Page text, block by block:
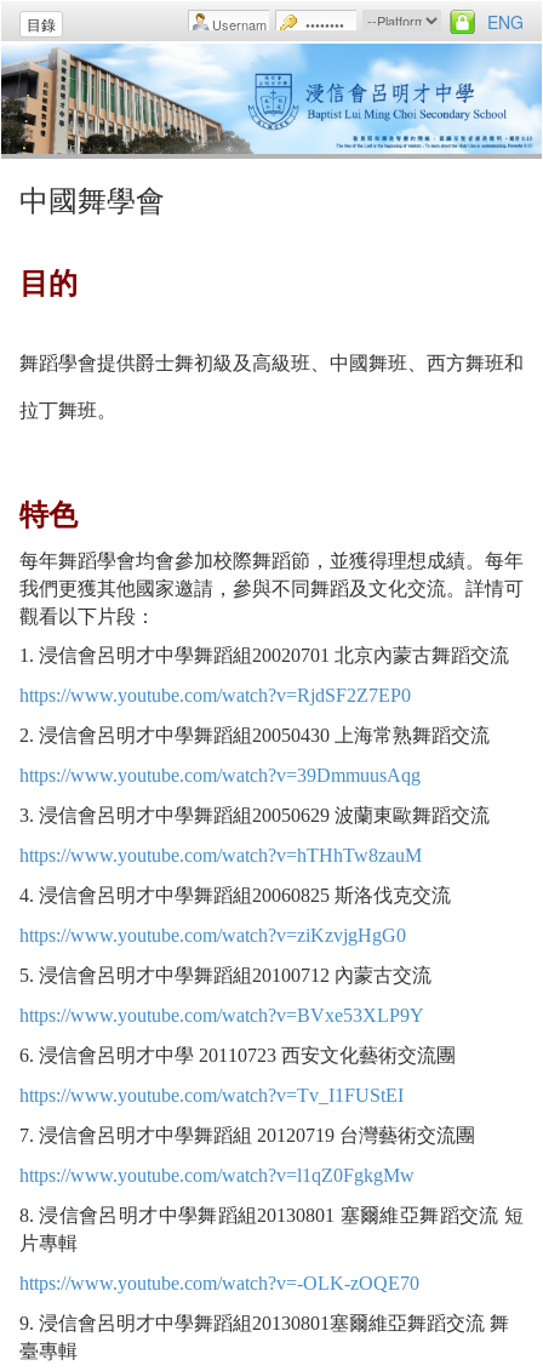
目錄 ENG
中國舞學會
目的
舞蹈學會提供爵士舞初級及高級班、中國舞班、西方舞班和
拉丁舞班。
特色
每年舞蹈學會均會參加校際舞蹈節，並獲得理想成績。每年
我們更獲其他國家邀請，參與不同舞蹈及文化交流。詳情可
觀看以下片段：
1. 浸信會呂明才中學舞蹈組20020701 北京內蒙古舞蹈交流
https://www.youtube.com/watch?v=RjdSF2Z7EP0
2. 浸信會呂明才中學舞蹈組20050430 上海常熟舞蹈交流
https://www.youtube.com/watch?v=39DmmuusAqg
3. 浸信會呂明才中學舞蹈組20050629 波蘭東歐舞蹈交流
https://www.youtube.com/watch?v=hTHhTw8zauM
4. 浸信會呂明才中學舞蹈組20060825 斯洛伐克交流
https://www.youtube.com/watch?v=ziKzvjgHgG0
5. 浸信會呂明才中學舞蹈組20100712 內蒙古交流
https://www.youtube.com/watch?v=BVxe53XLP9Y
6. 浸信會呂明才中學 20110723 西安文化藝術交流團
https://www.youtube.com/watch?v=Tv_I1FUStEI
7. 浸信會呂明才中學舞蹈組 20120719 台灣藝術交流團
https://www.youtube.com/watch?v=l1qZ0FgkgMw
8. 浸信會呂明才中學舞蹈組20130801 塞爾維亞舞蹈交流 短
片專輯
https://www.youtube.com/watch?v=-OLK-zOQE70
9. 浸信會呂明才中學舞蹈組20130801塞爾維亞舞蹈交流 舞
臺專輯